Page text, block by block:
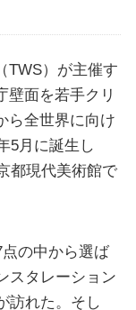
TWS）が主催す
壁面を若手クリ
ら全世界に向け
5月に誕生し
都現代美術館で
の中から選ば
スタレーション
訪れた。そし